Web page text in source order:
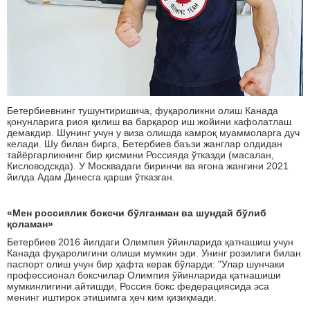
Бетербиевнинг тушунтиришича, фуқароликни олиш Канада
қонунларига риоя қилиш ва барқарор иш жойини кафолатлаш
демакдир. Шунинг учун у виза олишда камроқ муаммоларга дуч
келади. Шу билан бирга, Бетербиев баъзи жанглар олдидан
тайёргарликнинг бир қисмини Россияда ўтказди (масалан,
Кисловодскда). У Москвадаги биринчи ва ягона жангини 2021
йилда Адам Динесга қарши ўтказган.
«Мен россиялик боксчи бўлганман ва шундай бўлиб
қоламан»
Бетербиев 2016 йилдаги Олимпия ўйинларида қатнашиш учун
Канада фуқаролигини олиши мумкин эди. Унинг розилиги билан
паспорт олиш учун бир ҳафта керак бўларди: "Улар шунчаки
профессионал боксчилар Олимпия ўйинларида қатнашиши
мумкинлигини айтишди, Россия бокс федерациясида эса
менинг иштирок этишимга ҳеч ким қизиқмади.